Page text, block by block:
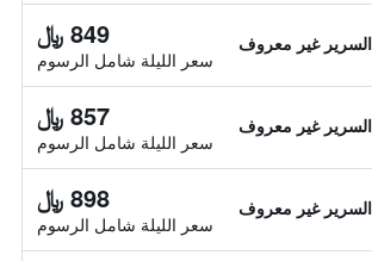
غير معروف 849 ﷼
سعر الليلة شامل الرسوم
غير معروف 857 ﷼
سعر الليلة شامل الرسوم
غير معروف 898 ﷼
سعر الليلة شامل الرسوم